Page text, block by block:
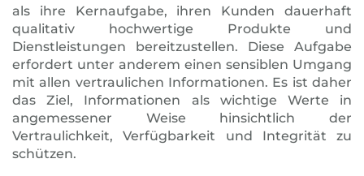
als ihre Kernaufgabe, ihren Kunden dauerhaft
qualitativ hochwertige Produkte und
Dienstleistungen bereitzustellen. Diese Aufgabe
erfordert unter anderem einen sensiblen Umgang
mit allen vertraulichen Informationen. Es ist daher
das Ziel, Informationen als wichtige Werte in
angemessener Weise hinsichtlich der
Vertraulichkeit, Verfügbarkeit und Integrität zu
schützen.